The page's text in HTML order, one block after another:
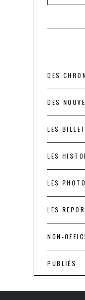
DES
DES
LES
LES
LES
LES
NON-
PUBLIÉS